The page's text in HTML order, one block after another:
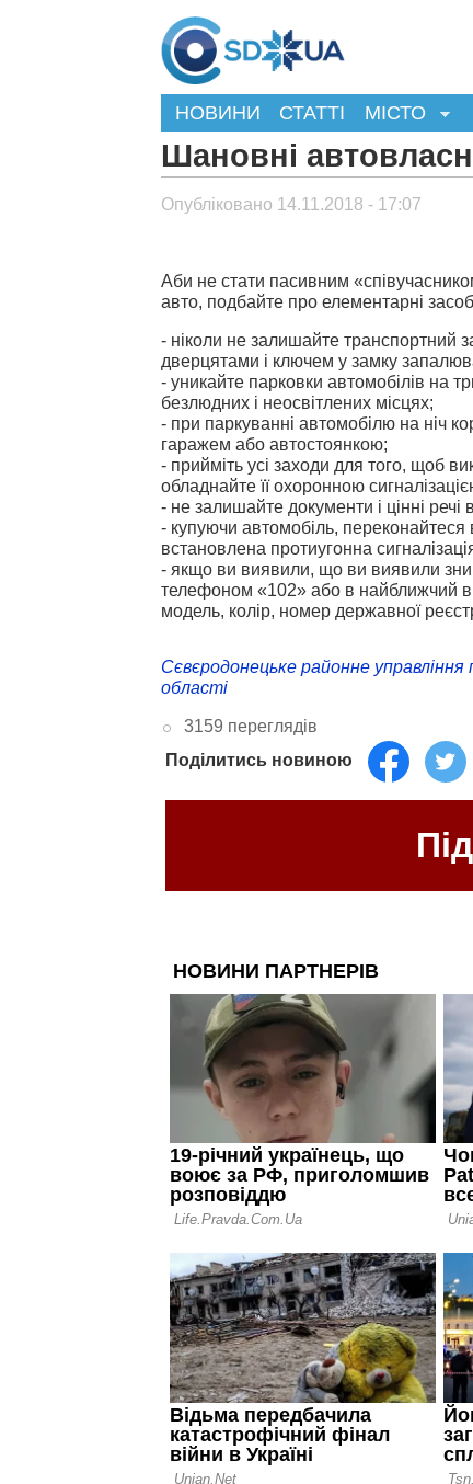
НОВИНИ СТАТТІ МІСТО
Шановні
Опубліковано 14.11.2018 - 17:07
Аби не стати пасивним
авто, подбайте про елементарні
- ніколи не залишайте транспортний
дверцятами і ключем у замку
- уникайте парковки автомобілів на
безлюдних і неосвітлених місцях;
- при паркуванні автомобілю на ніч
гаражем або автостоянкою;
- прийміть усі заходи для того, щоб
обладнайте її охоронною
- не залишайте документи і цінні
- купуючи автомобіль,
встановлена протиугонна
- якщо ви виявили, що ви виявили
телефоном «102» або в найближчий
модель, колір, номер державної
Сєвєродонецьке районне управління
області
3159 переглядів
Поділитись новиною